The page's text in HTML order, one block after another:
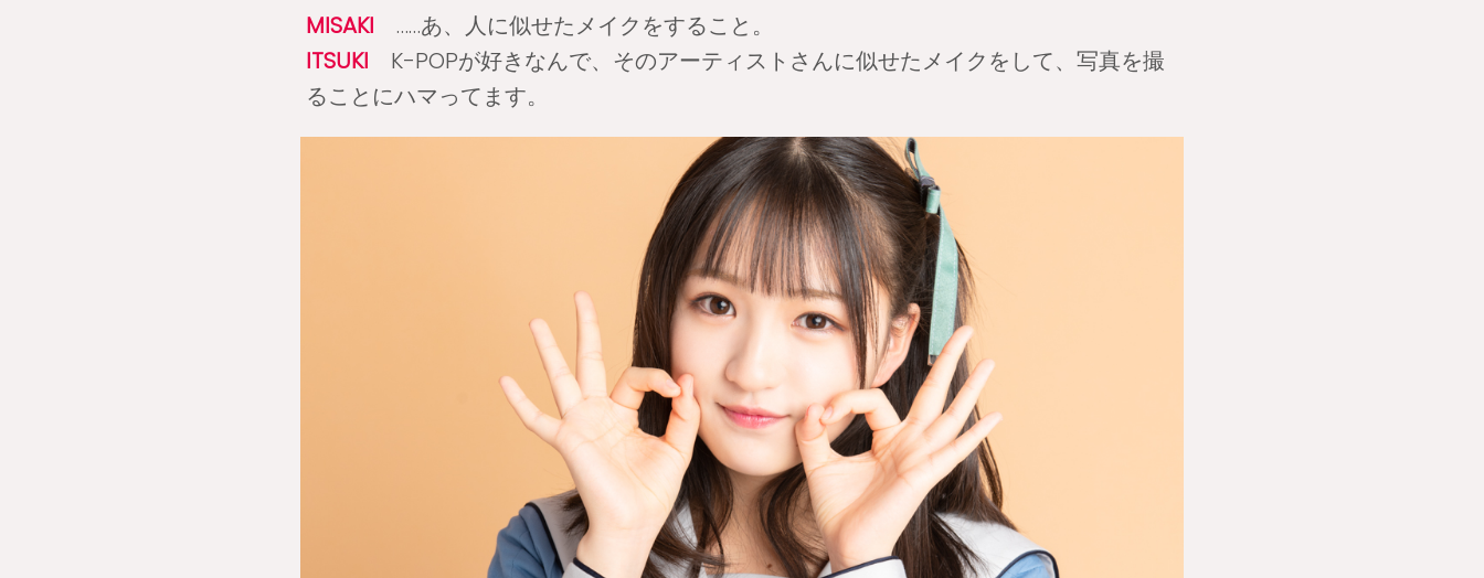
MISAKI ……あ、人に似せたメイクをすること。
ITSUKI K-POPが好きなんで、そのアーティストさんに似せたメイクをして、写真を撮
ることにハマってます。